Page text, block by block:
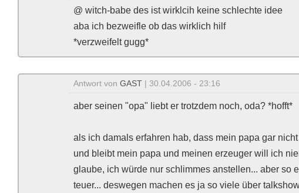
@ witch-babe des ist wirklcih keine schlechte idee
aba ich bezweifle ob das wirklich hilf
*verzweifelt gugg*
Antwort von GAST | 30.04.2006 - 23:16
aber seinen "opa" liebt er trotzdem noch, oda? *hofft*
als ich damals erfahren hab, dass mein papa gar
und bleibt mein papa und meinen erzeuger will ich
glaube, ich würde nur schlimmes anstellen... aber so
teuer... deswegen machen es ja so viele über